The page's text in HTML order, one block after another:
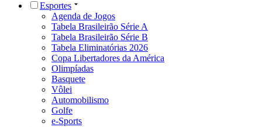
Esportes
Agenda de Jogos
Tabela Brasileirão Série A
Tabela Brasileirão Série B
Tabela Eliminatórias 2026
Copa Libertadores da América
Olimpíadas
Basquete
Vôlei
Automobilismo
Golfe
e-Sports